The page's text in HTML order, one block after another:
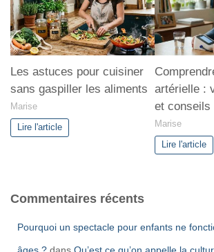
o
r
i
e
s
Les astuces pour cuisiner
sans gaspiller les aliments
Marise
Lire l'article
artérielle :
et conseils
Marise
Lire l'article
Commentaires récents
Pourquoi un spectacle pour enfants ne
âges ? dans Qu’est ce qu’on appelle la